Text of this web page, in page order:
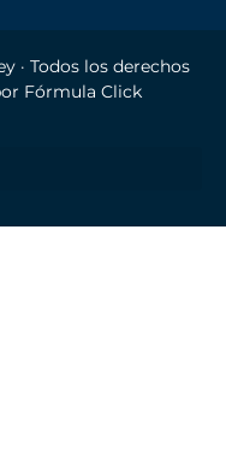
· Todos los derechos
Fórmula Click